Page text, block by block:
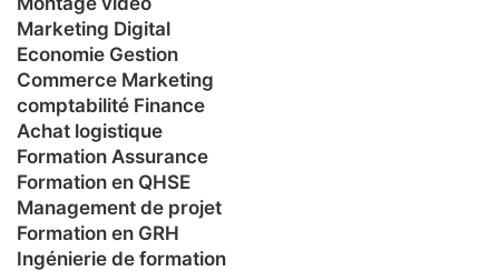
Marketing Digital
Economie Gestion
Commerce Marketing
comptabilité Finance
Achat logistique
Formation Assurance
Formation en QHSE
Management de projet
Formation en GRH
Ingénierie de formation